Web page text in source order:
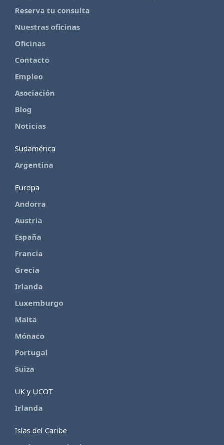
Reserva tu consulta
Nuestras oficinas
Oficinas
Contacto
Empleo
Asociación
Blog
Noticias
Sudamérica
Argentina
Europa
Andorra
Austria
España
Francia
Grecia
Irlanda
Luxemburgo
Malta
Mónaco
Portugal
Suiza
UK y UCOT
Irlanda
Islas del Caribe